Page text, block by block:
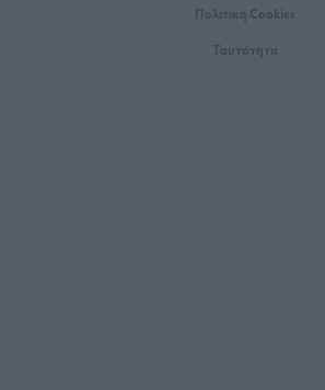
Πολιτική Cookies
Ταυτότητα